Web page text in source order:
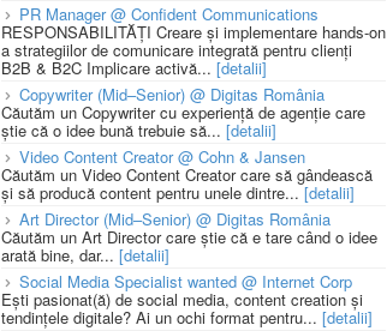
PR Manager @ Confident Communications
RESPONSABILITĂȚI Creare și implementare hands-on
a strategiilor de comunicare integrată pentru clienți
B2B & B2C Implicare activă... [detalii]
Copywriter (Mid–Senior) @ Digitas România
Căutăm un Copywriter cu experiență de agenție care
știe că o idee bună trebuie să... [detalii]
Video Content Creator @ Cohn & Jansen
Căutăm un Video Content Creator care să gândească
și să producă content pentru unele dintre...[detalii]
Art Director (Mid–Senior) @ Digitas România
Căutăm un Art Director care știe că e tare când o idee
arată bine, dar... [detalii]
Social Media Specialist wanted @ Internet Corp
Ești pasionat(ă) de social media, content creation și
tendințele digitale? Ai un ochi format pentru... [detalii]